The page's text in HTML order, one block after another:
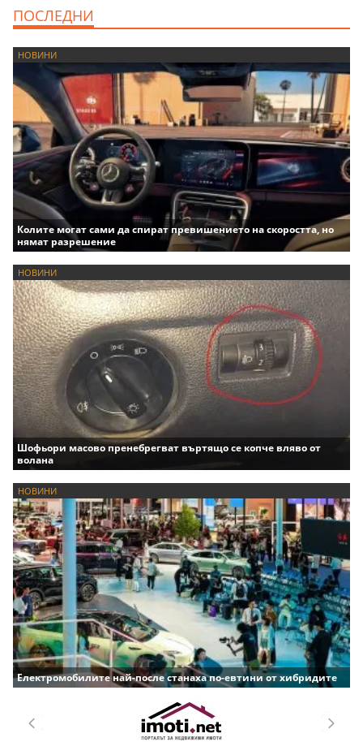
ПОСЛЕДНИ
НОВИНИ
Колите могат сами да спират превишението на скоростта, но
нямат разрешение
НОВИНИ
Шофьори масово пренебрегват въртящо се копче вляво от
волана
НОВИНИ
Електромобилите най-после станаха по-евтини от хибридите